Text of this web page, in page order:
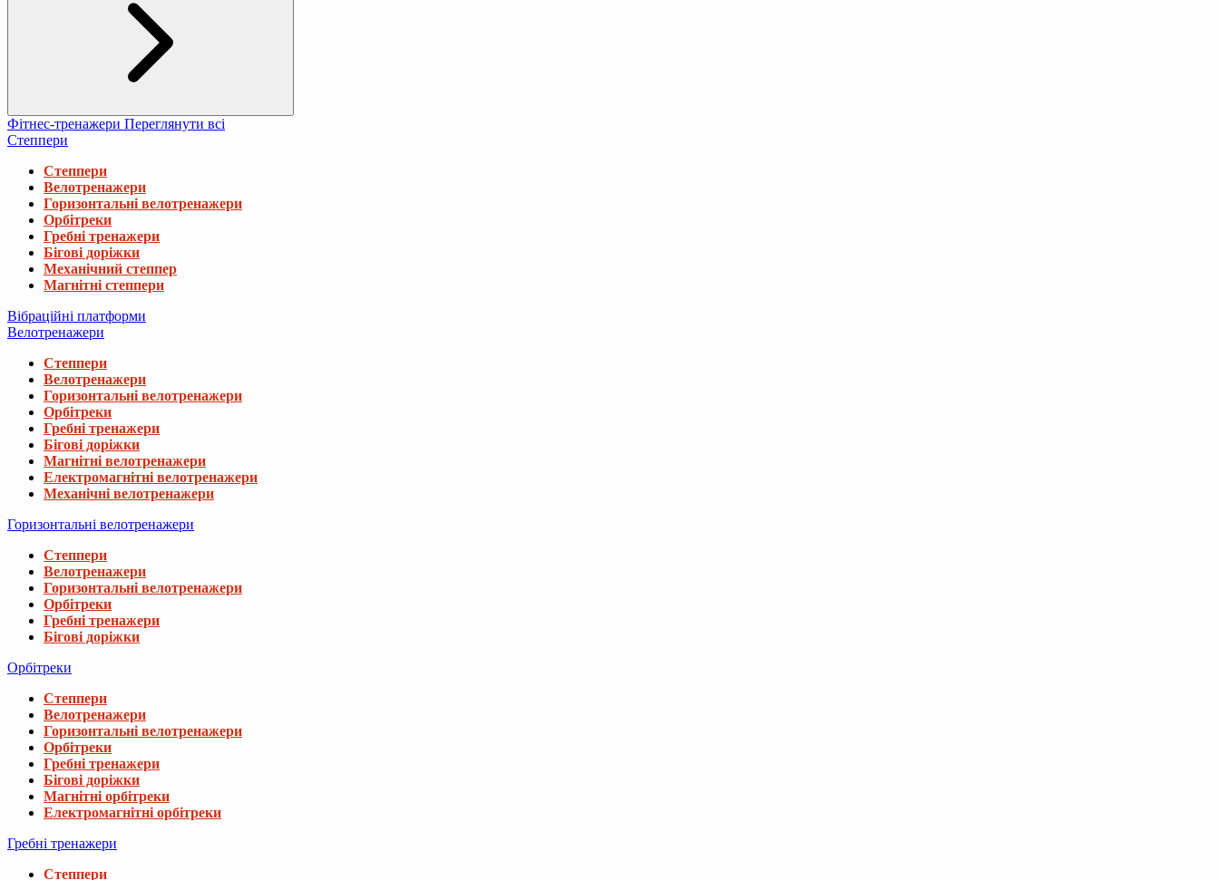
Фітнес-тренажери Переглянути всі
Степпери
Степпери
Велотренажери
Горизонтальні велотренажери
Орбітреки
Гребні тренажери
Бігові доріжки
Механічний степпер
Магнітні степпери
Вібраційні платформи
Велотренажери
Степпери
Велотренажери
Горизонтальні велотренажери
Орбітреки
Гребні тренажери
Бігові доріжки
Магнітні велотренажери
Електромагнітні велотренажери
Механічні велотренажери
Горизонтальні велотренажери
Степпери
Велотренажери
Горизонтальні велотренажери
Орбітреки
Гребні тренажери
Бігові доріжки
Орбітреки
Степпери
Велотренажери
Горизонтальні велотренажери
Орбітреки
Гребні тренажери
Бігові доріжки
Магнітні орбітреки
Електромагнітні орбітреки
Гребні тренажери
Степпери